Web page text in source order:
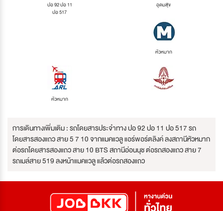
ปอ 92 ปอ 11
ปอ 517
อุดมสุข
หัวหมาก
หัวหมาก
การเดินทางเพิ่มเติม : รถโดยสารประจำทาง ปอ 92 ปอ 11 ปอ 517 รถ
โดยสารสองแถว สาย 5 7 10 จากแมคแวลู แอร์พอร์ตลิงค์ ลงสถานีหัวหมาก
ต่อรถโดยสารสองแถว สาย 10 BTS สถานีอ่อนนุช ต่อรถสองแถว สาย 7
รถเมล์สาย 519 ลงหน้าแมคแวลู แล้วต่อรถสองแถว